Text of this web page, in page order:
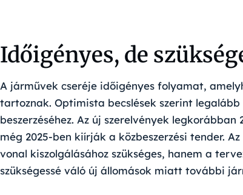
Időigényes, de
A járművek cseréje időigényes folyamat,
tartoznak. Optimista becslések szerint
beszerzéséhez. Az új szerelvények
még 2025-ben kiírják a közbeszerzési tender.
vonal kiszolgálásához szükséges, hanem a
szükségessé váló új állomások miatt további